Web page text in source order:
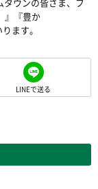
タウンの皆さま、フ
』『豊か
ます。
LINEで送る